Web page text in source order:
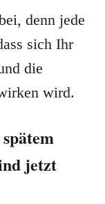
denn jede
sich Ihr
die
wird.
jetzt